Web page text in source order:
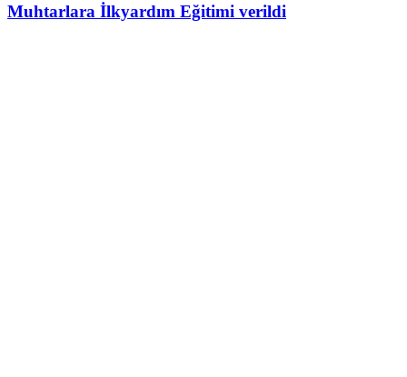
Muhtarlara İlkyardım Eğitimi verildi